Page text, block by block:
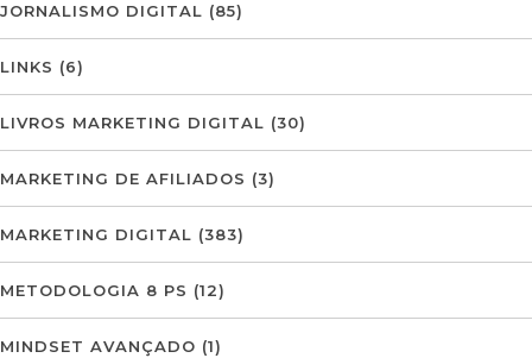
JORNALISMO DIGITAL (85)
LINKS (6)
LIVROS MARKETING DIGITAL (30)
MARKETING DE AFILIADOS (3)
MARKETING DIGITAL (383)
METODOLOGIA 8 PS (12)
MINDSET AVANÇADO (1)